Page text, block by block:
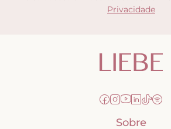
Privacidade
Sobre